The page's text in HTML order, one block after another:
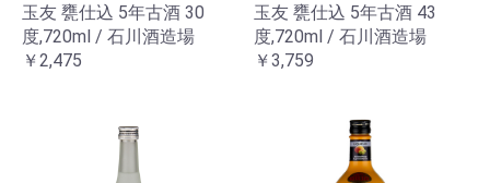
玉友 甕仕込 5年古酒 30
度,720ml / 石川酒造場
￥2,475
玉友 甕仕込 5年古酒 43
度,720ml / 石川酒造場
￥3,759